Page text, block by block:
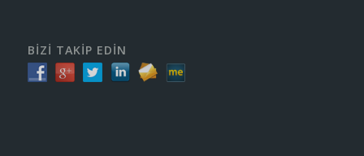
BİZİ TAKİP EDİN